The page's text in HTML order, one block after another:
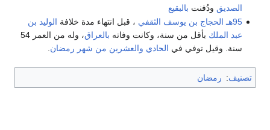
الصديق ودُفنت بالبقيع
95هـ
الحجاج بن يوسف الثقفي ، قبل انتهاء مدة خلافة الوليد بن
عبد الملك بأقل من سنة، وكانت وفاته بالعراق
، وله من العمر 54
سنة. وقيل توفي في الحادي والعشرين من شهر رمضان.
تصنيف: رمضان